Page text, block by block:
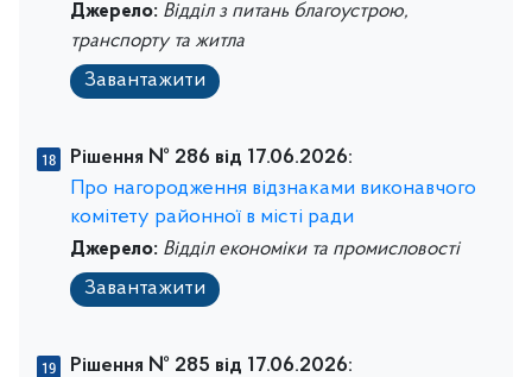
Джерело: Відділ з питань благоустрою,
транспорту та житла
Завантажити
Рішення № 286 від 17.06.2026:
Про нагородження відзнаками виконавчого
комітету районної в місті ради
Джерело: Відділ економіки та промисловості
Завантажити
Рішення № 285 від 17.06.2026: